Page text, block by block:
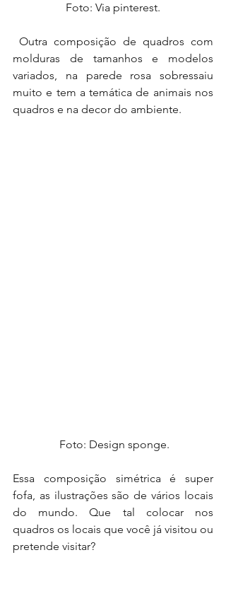
Foto: Via pinterest.
molduras de tamanhos e modelos
variados, na parede rosa sobressaiu
muito e tem a temática de animais nos
quadros e na decor do ambiente.
Foto: Design sponge.
Essa composição simétrica é super
fofa, as ilustrações são de vários locais
do mundo. Que tal colocar nos
quadros os locais que você já visitou ou
pretende visitar?